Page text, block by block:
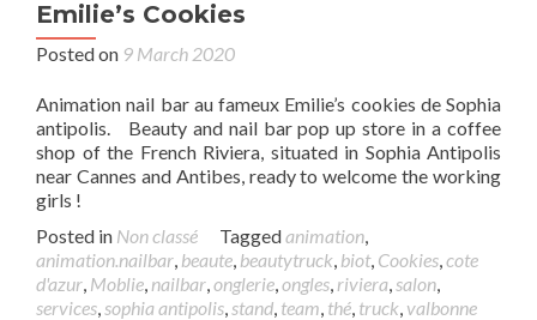
Emilie’s Cookies
Posted on 9 March 2020
Animation nail bar au fameux Emilie’s cookies de Sophia
antipolis. Beauty and nail bar pop up store in a coffee
shop of the French Riviera, situated in Sophia Antipolis
near Cannes and Antibes, ready to welcome the working
girls !
Posted in Non classé Taggedanimation,
animation.nailbar, beaute, beautytruck, biot, Cookies,cote
d'azur, Moblie, nailbar,onglerie,ongles, riviera,salon,
services,sophia antipolis,stand, team, thé, truck, valbonne